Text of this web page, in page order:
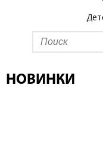
НОВИНКИ